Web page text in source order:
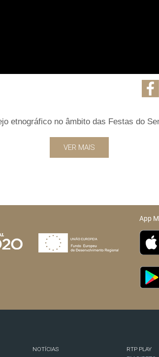
etnográfico no âmbito das Festas do
VER MAIS
App
NOTÍCIAS
RTP PLAY